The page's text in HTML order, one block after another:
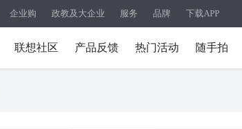
企业购 政教及大企业 服务 品牌 下载APP
联想社区 产品反馈 热门活动 随手拍